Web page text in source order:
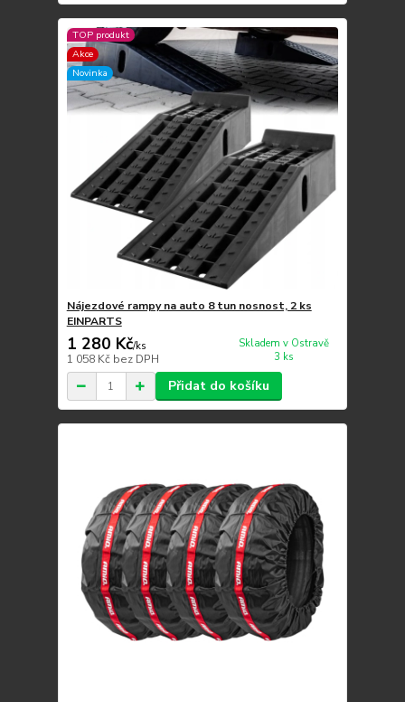
TOP produkt
Akce
Novinka
Nájezdové rampy na auto 8 tun nosnost, 2 ks
EINPARTS
1 280 Kč/ks
1 058 Kč bez DPH
Skladem v Ostravě
3 ks
Přidat do košíku